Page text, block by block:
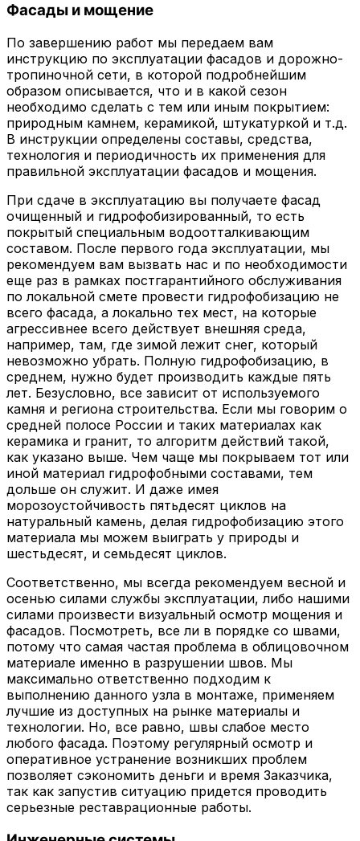
Фасады и мощение
По завершению работ мы передаем вам
инструкцию по эксплуатации фасадов и дорожно-
тропиночной сети, в которой подробнейшим
образом описывается, что и в какой сезон
необходимо сделать с тем или иным покрытием:
природным камнем, керамикой, штукатуркой и т.д.
В инструкции определены составы, средства,
технология и периодичность их применения для
правильной эксплуатации фасадов и мощения.
При сдаче в эксплуатацию вы получаете фасад
очищенный и гидрофобизированный, то есть
покрытый специальным водоотталкивающим
составом. После первого года эксплуатации, мы
рекомендуем вам вызвать нас и по необходимости
еще раз в рамках постгарантийного обслуживания
по локальной смете провести гидрофобизацию не
всего фасада, а локально тех мест, на которые
агрессивнее всего действует внешняя среда,
например, там, где зимой лежит снег, который
невозможно убрать. Полную гидрофобизацию, в
среднем, нужно будет производить каждые пять
лет. Безусловно, все зависит от используемого
камня и региона строительства. Если мы говорим о
средней полосе России и таких материалах как
керамика и гранит, то алгоритм действий такой,
как указано выше. Чем чаще мы покрываем тот или
иной материал гидрофобными составами, тем
дольше он служит. И даже имея
морозоустойчивость пятьдесят циклов на
натуральный камень, делая гидрофобизацию этого
материала мы можем выиграть у природы и
шестьдесят, и семьдесят циклов.
Соответственно, мы всегда рекомендуем весной и
осенью силами службы эксплуатации, либо нашими
силами произвести визуальный осмотр мощения и
фасадов. Посмотреть, все ли в порядке со швами,
потому что самая частая проблема в облицовочном
материале именно в разрушении швов. Мы
максимально ответственно подходим к
выполнению данного узла в монтаже, применяем
лучшие из доступных на рынке материалы и
технологии. Но, все равно, швы слабое место
любого фасада. Поэтому регулярный осмотр и
оперативное устранение возникших проблем
позволяет сэкономить деньги и время Заказчика,
так как запустив ситуацию придется проводить
серьезные реставрационные работы.